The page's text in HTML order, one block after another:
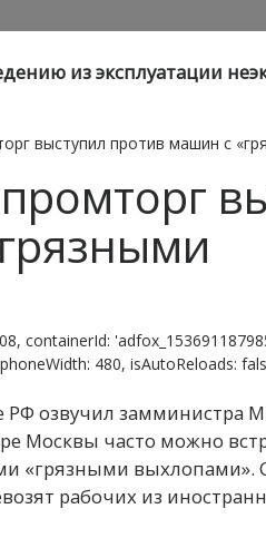
из эксплуатации
выступил против машин с
containerId:
480, isAutoReloads:
РФ озвучил замминистра
Москвы часто можно
«грязными выхлопами».
рабочих из